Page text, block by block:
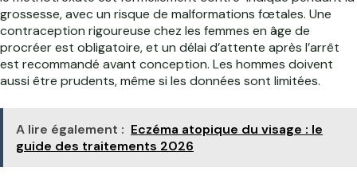
grossesse, avec un risque de malformations fœtales. Une
contraception rigoureuse chez les femmes en âge de
procréer est obligatoire, et un délai d’attente après l’arrêt
est recommandé avant conception. Les hommes doivent
aussi être prudents, même si les données sont limitées.
A lire également : Eczéma atopique du visage : le
guide des traitements 2026